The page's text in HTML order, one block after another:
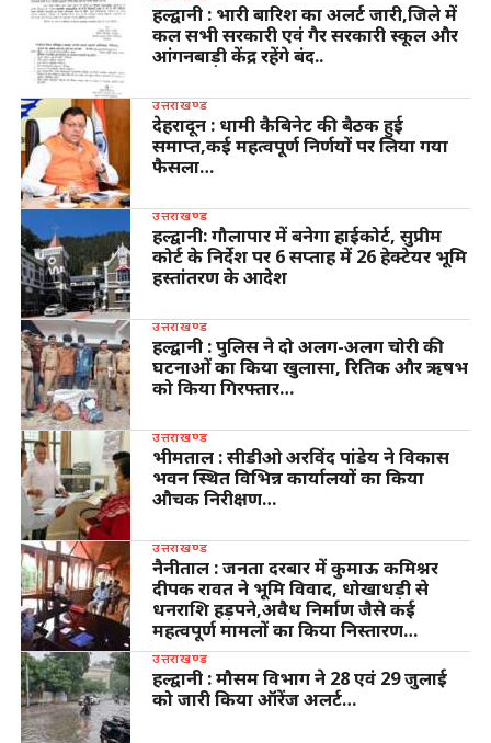
हल्द्वानी : भारी बारिश का अलर्ट जारी,जिले में
कल सभी सरकारी एवं गैर सरकारी स्कूल और
आंगनबाड़ी केंद्र रहेंगे बंद..
उत्तराखण्ड
देहरादून : धामी कैबिनेट की बैठक हुई
समाप्त,कई महत्वपूर्ण निर्णयों पर लिया गया
फैसला…
उत्तराखण्ड
हल्द्वानी: गौलापार में बनेगा हाईकोर्ट, सुप्रीम
कोर्ट के निर्देश पर 6 सप्ताह में 26 हेक्टेयर भूमि
हस्तांतरण के आदेश
उत्तराखण्ड
हल्द्वानी : पुलिस ने दो अलग-अलग चोरी की
घटनाओं का किया खुलासा, रितिक और ऋषभ
को किया गिरफ्तार…
उत्तराखण्ड
भीमताल : सीडीओ अरविंद पांडेय ने विकास
भवन स्थित विभिन्न कार्यालयों का किया
औचक निरीक्षण…
उत्तराखण्ड
नैनीताल : जनता दरबार में कुमाऊ कमिश्नर
दीपक रावत ने भूमि विवाद, धोखाधड़ी से
धनराशि हड़पने,अवैध निर्माण जैसे कई
महत्वपूर्ण मामलों का किया निस्तारण…
उत्तराखण्ड
हल्द्वानी : मौसम विभाग ने 28 एवं 29 जुलाई
को जारी किया ऑरेंज अलर्ट…